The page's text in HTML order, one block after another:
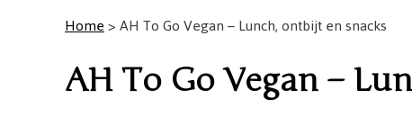
Home> AH To Go Vegan – Lunch, ontbijt en snacks
AH To Go Vegan –